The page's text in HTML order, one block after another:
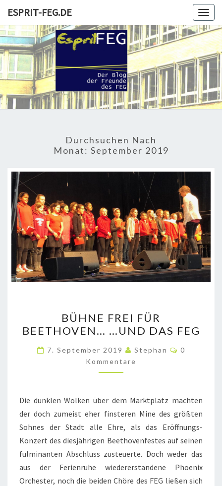
content
ESPRIT-FEG.DE
ESPRIT-
FEG.DE
Der Blog
Der
Freunde
Und
Förderer
Durchsuchen Nach
Monat: September 2019
FREI
FÜR
BEETHOVEN…
…
UND
FEG
BÜHNE FREI FÜR
BEETHOVEN… …UND DAS FEG
7. September 2019 Stephan
0
Kommentare
Die dunklen Wolken über dem Marktplatz machten
der doch zumeist eher finsteren Mine des größten
Sohnes der Stadt alle Ehre, als das Eröffnungs-
Konzert des diesjährigen Beethovenfestes auf seinen
fulminanten Abschluss zusteuerte. Doch weder das
aus der Ferienruhe wiedererstandene Phoenix
Orchester, noch die beiden Chöre des FEG ließen sich